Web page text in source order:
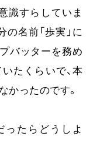
識すらしていま
名前「歩実」に
プバッターを務め
たくらいで、本
かったのです。
ったらどうしよ